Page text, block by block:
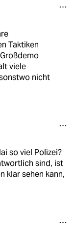
Taktiken
viele
nicht
so viel Polizei?
sind, ist
klar sehen kann,